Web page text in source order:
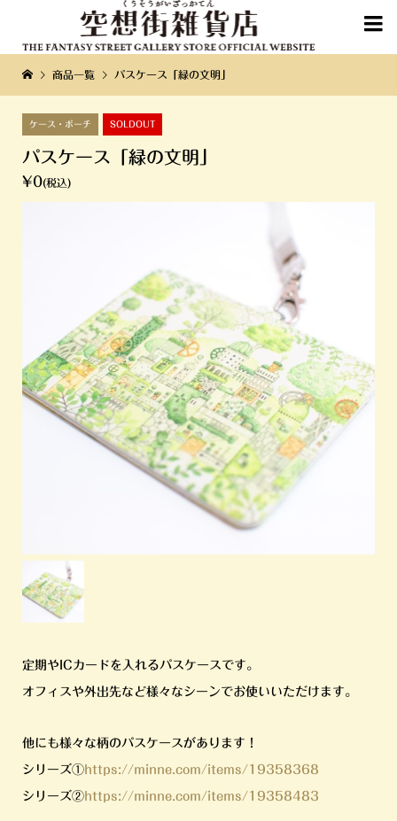

商品一覧 パスケース「緑の文明」
ケース・ポーチ SOLDOUT
パスケース「緑の文明」
¥0(税込)
定期やICカードを入れるパスケースです。
オフィスや外出先など様々なシーンでお使いいただけます。
他にも様々な柄のパスケースがあります！
シリーズ①https://minne.com/items/19358368
シリーズ②https://minne.com/items/19358483